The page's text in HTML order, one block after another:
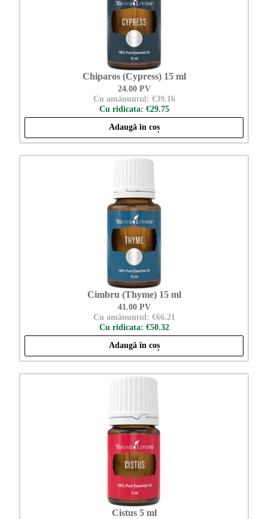
Chiparos (Cypress) 15 ml
24.00 PV
Cu amănuntul: €39.16
Cu ridicata: €29.75
Adaugă în coș
Cimbru (Thyme) 15 ml
41.00 PV
Cu amănuntul: €66.21
Cu ridicata: €50.32
Adaugă în coș
Cistus 5 ml